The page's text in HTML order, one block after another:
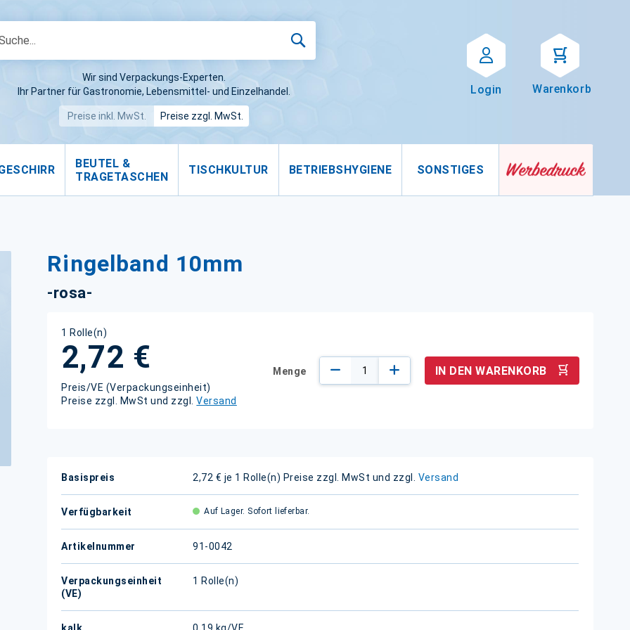
Wir sind Verpackungs-Experten.
Ihr Partner für Gastronomie, Lebensmittel- und Einzelhandel.
Preise inkl. MwSt. Preise zzgl. MwSt.
Login Warenkorb
BEUTEL &
TRAGETASCHEN
TISCHKULTUR BETRIEBSHYGIENE SONSTIGES
Ringelband 10mm
-rosa-
1 Rolle(n)
2,72 €
Preis/VE (Verpackungseinheit)
Preise zzgl. MwSt und zzgl.Versand
Menge IN DEN WARENKORB
Weitere
Basispreis 2,72 € je 1 Rolle(n) Preise zzgl. MwSt und zzgl. Versand
Verfügbarkeit Auf Lager. Sofort lieferbar.
Artikelnummer 91-0042
Verpackungseinheit
(VE)
1 Rolle(n)